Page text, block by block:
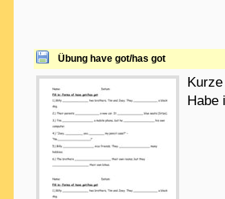
Übung have got/has got
Habe